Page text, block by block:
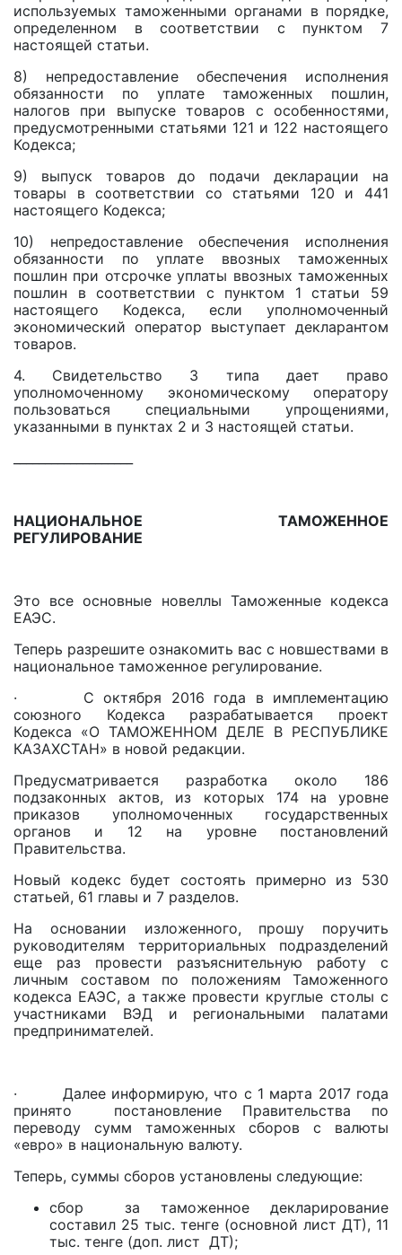
используемых таможенными органами в порядке,
определенном в соответствии с пунктом 7
настоящей статьи.
8) непредоставление обеспечения исполнения
обязанности по уплате таможенных пошлин,
налогов при выпуске товаров с особенностями,
предусмотренными статьями 121 и 122 настоящего
Кодекса;
9) выпуск товаров до подачи декларации на
товары в соответствии со статьями 120 и 441
настоящего Кодекса;
10) непредоставление обеспечения исполнения
обязанности по уплате ввозных таможенных
пошлин при отсрочке уплаты ввозных таможенных
пошлин в соответствии с пунктом 1 статьи 59
настоящего Кодекса, если уполномоченный
экономический оператор выступает декларантом
товаров.
4. Свидетельство 3 типа дает право
уполномоченному экономическому оператору
пользоваться специальными упрощениями,
указанными в пунктах 2 и 3 настоящей статьи.
НАЦИОНАЛЬНОЕ ТАМОЖЕННОЕ
РЕГУЛИРОВАНИЕ
Это все основные новеллы Таможенные кодекса
ЕАЭС.
Теперь разрешите ознакомить вас с новшествами в
национальное таможенное регулирование.
· С октября 2016 года в имплементацию
союзного Кодекса разрабатывается проект
Кодекса «О ТАМОЖЕННОМ ДЕЛЕ В РЕСПУБЛИКЕ
КАЗАХСТАН» в новой редакции.
Предусматривается разработка около 186
подзаконных актов, из которых 174 на уровне
приказов уполномоченных государственных
органов и 12 на уровне постановлений
Правительства.
Новый кодекс будет состоять примерно из 530
статьей, 61 главы и 7 разделов.
На основании изложенного, прошу поручить
руководителям территориальных подразделений
еще раз провести разъяснительную работу с
личным составом по положениям Таможенного
кодекса ЕАЭС, а также провести круглые столы с
участниками ВЭД и региональными палатами
предпринимателей.
· Далее информирую, что с 1 марта 2017 года
принято постановление Правительства по
переводу сумм таможенных сборов с валюты
«евро» в национальную валюту.
Теперь, суммы сборов установлены следующие:
сбор за таможенное декларирование
составил 25 тыс. тенге (основной лист ДТ), 11
тыс. тенге (доп. лист ДТ);